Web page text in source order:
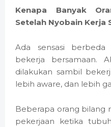
Kenapa Banyak
Setelah Nyobain Kerja
Ada sensasi
bekerja bersamaan.
dilakukan sambil
lebih aware, dan lebih
Beberapa orang bilang
pekerjaan ketika